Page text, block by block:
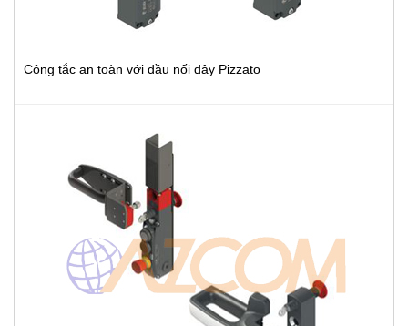
Công tắc an toàn với đầu nối dây Pizzato